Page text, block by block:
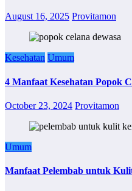
August 16, 2025 Provitamon
Kesehatan Umum
4 Manfaat Kesehatan Popok
October 23, 2024 Provitamon
Umum
Manfaat Pelembab untuk